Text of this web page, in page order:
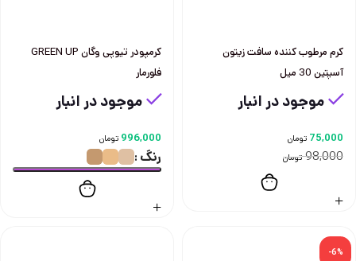
كرم مرطوب كننده سافت زيتون
آسپتين 30 ميل
موجود در انبار
98,000 تومان
75,000 تومان
كرمپودر تيوپی وگان GREEN UP
فلورمار
موجود در انبار
996,000 تومان
رنگ
-6%